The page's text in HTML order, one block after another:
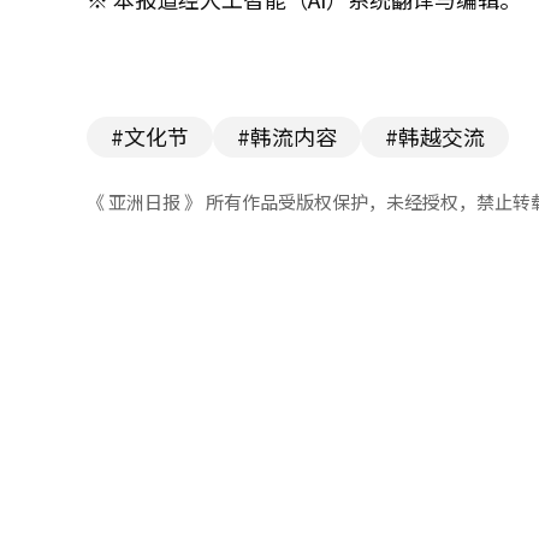
#文化节 #韩流内容 #韩越交流
《 亚洲日报 》 所有作品受版权保护，未经授权，禁止转